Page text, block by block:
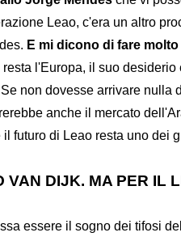
Leao, c'era un altro
E mi dicono di fare
l'Europa, il suo
Se non dovesse arrivare nulla
anche il mercato
futuro di Leao resta uno dei
VAN DIJK. MA PER IL
essere il sogno dei tifosi